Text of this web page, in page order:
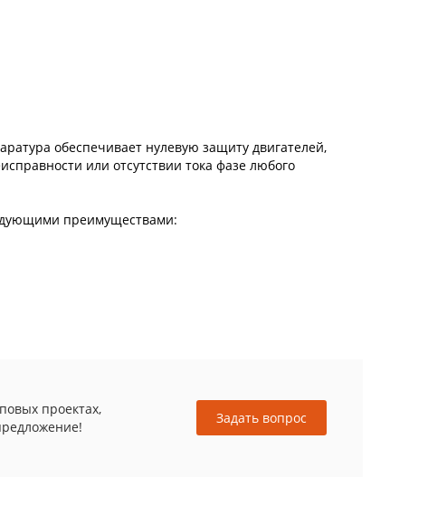
обеспечивает нулевую защиту двигателей,
или отсутствии тока фазе любого
преимуществами:
проектах,
Задать вопрос